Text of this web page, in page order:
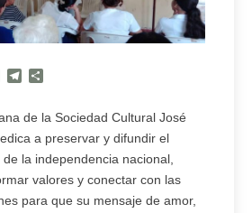
WhatsApp
Telegram
de la Sociedad Cultural José
a preservar y difundir el
la independencia nacional,
valores y conectar con las
para que su mensaje de amor,